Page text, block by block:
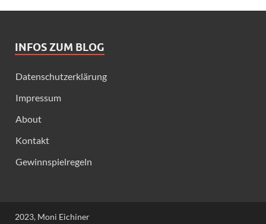
INFOS ZUM BLOG
Datenschutzerklärung
Impressum
About
Kontakt
Gewinnspielregeln
2023, Moni Eichiner